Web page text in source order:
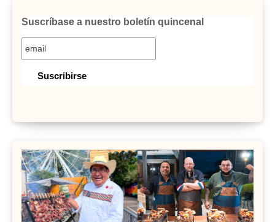
Suscríbase a nuestro boletín quincenal